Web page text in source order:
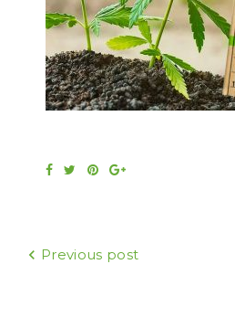
Facebook
TwitterPinterestGoogle+
Навигация
Previous post